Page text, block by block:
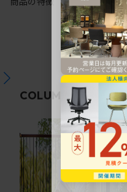
COLUMN関連コラム